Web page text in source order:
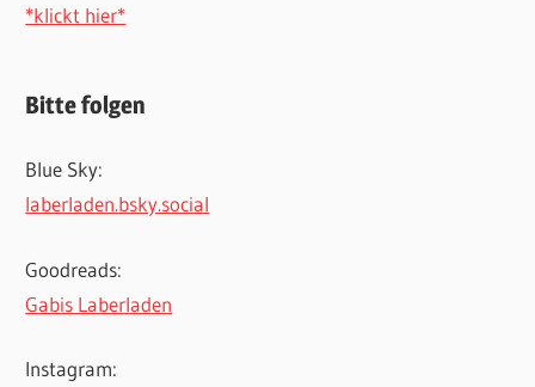
*klickt hier*
Bitte folgen
Blue Sky:
laberladen.bsky.social
Goodreads:
Gabis Laberladen
Instagram: